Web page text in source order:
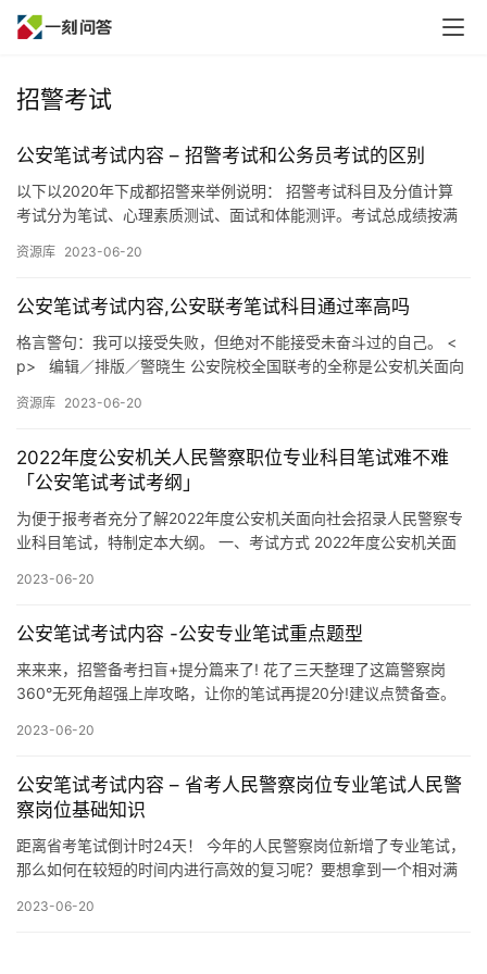
招警考试
公安笔试考试内容 – 招警考试和公务员考试的区别
以下以2020年下成都招警来举例说明： 招警考试科目及分值计算
考试分为笔试、心理素质测试、面试和体能测评。考试总成绩按满
资源库 2023-06-20
公安笔试考试内容,公安联考笔试科目通过率高吗
格言警句：我可以接受失败，但绝对不能接受未奋斗过的自己。 <
p> 编辑／排版／警晓生 公安院校全国联考的全称是公安机关面向
资源库 2023-06-20
2022年度公安机关人民警察职位专业科目笔试难不难
「公安笔试考试考纲」
为便于报考者充分了解2022年度公安机关面向社会招录人民警察专
业科目笔试，特制定本大纲。 一、考试方式 2022年度公安机关面
2023-06-20
公安笔试考试内容 -公安专业笔试重点题型
来来来，招警备考扫盲+提分篇来了! 花了三天整理了这篇警察岗
360°无死角超强上岸攻略，让你的笔试再提20分!建议点赞备查。
2023-06-20
公安笔试考试内容 – 省考人民警察岗位专业笔试人民警
察岗位基础知识
距离省考笔试倒计时24天！ 今年的人民警察岗位新增了专业笔试，
那么如何在较短的时间内进行高效的复习呢？要想拿到一个相对满
安…
2023-06-20